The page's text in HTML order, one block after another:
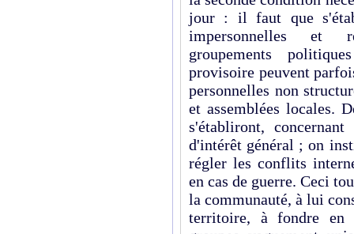
jour : il faut que
impersonnelles et
groupements
provisoire peuvent
personnelles non
et assemblées locales.
s'établiront,
d'intérêt général ; on
régler les conflits
en cas de guerre. Ceci
la communauté, à lui
territoire, à fondre en